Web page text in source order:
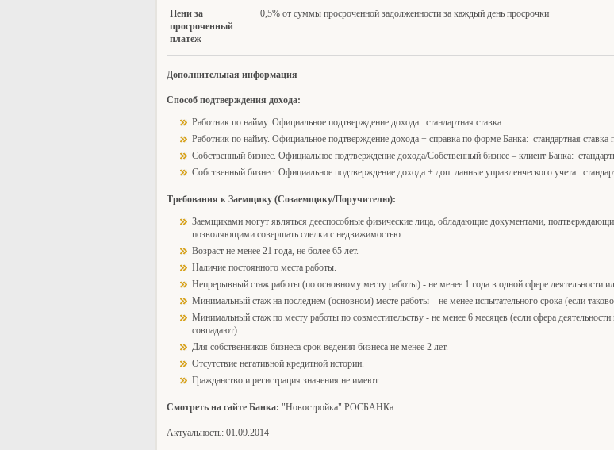
Пени за
просроченный
платеж
0,5% от суммы просроченной задолженности за каждый день просрочки
Дополнительная информация
Способ подтверждения дохода:
Работник по найму. Официальное подтверждение дохода: стандартная ставка
Работник по найму. Официальное подтверждение дохода + справка по форме Банка: стандартная ставка
Собственный бизнес. Официальное подтверждение дохода/Собственный бизнес – клиент Банка:
Собственный бизнес. Официальное подтверждение дохода + доп. данные управленческого учета:
Требования к Заемщику (Созаемщику/Поручителю):
Заемщиками могут являться дееспособные физические лица, обладающие документами,
позволяющими совершать сделки с недвижимостью.
Возраст не менее 21 года, не более 65 лет.
Наличие постоянного места работы.
Непрерывный стаж работы (по основному месту работы) - не менее 1 года в одной сфере деятельности
Минимальный стаж на последнем (основном) месте работы – не менее испытательного срока (если
Минимальный стаж по месту работы по совместительству - не менее 6 месяцев (если сфера
совпадают).
Для собственников бизнеса срок ведения бизнеса не менее 2 лет.
Отсутствие негативной кредитной истории.
Гражданство и регистрация значения не имеют.
Смотреть на сайте Банка: "Новостройка" РОСБАНКа
Актуальность: 01.09.2014